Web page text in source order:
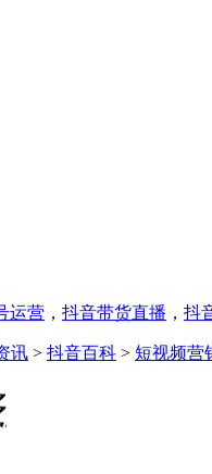
运营 ， 抖音带货直播 ， 抖
讯 > 抖音百科 > 短视频营